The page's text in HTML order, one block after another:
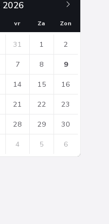
2026
vr Za Zon
31 1 2
7 8 9
14 15 16
21 22 23
28 29 30
4 5 6